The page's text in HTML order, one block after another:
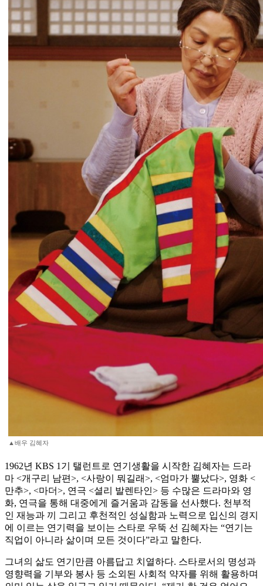
▲배우 김혜자
1962년 KBS 1기 탤런트로 연기생활을 시작한 김혜자는 드라
마 <개구리 남편>, <사랑이 뭐길래>, <엄마가 뿔났다>, 영화 <
만추>, <마더>, 연극 <셜리 발렌타인> 등 수많은 드라마와 영
화, 연극을 통해 대중에게 즐거움과 감동을 선사했다. 천부적
인 재능과 끼 그리고 후천적인 성실함과 노력으로 입신의 경지
에 이르는 연기력을 보이는 스타로 우뚝 선 김혜자는 “연기는
직업이 아니라 삶이며 모든 것이다”라고 말한다.
그녀의 삶도 연기만큼 아름답고 치열하다. 스타로서의 명성과
영향력을 기부와 봉사 등 소외된 사회적 약자를 위해 활용하며